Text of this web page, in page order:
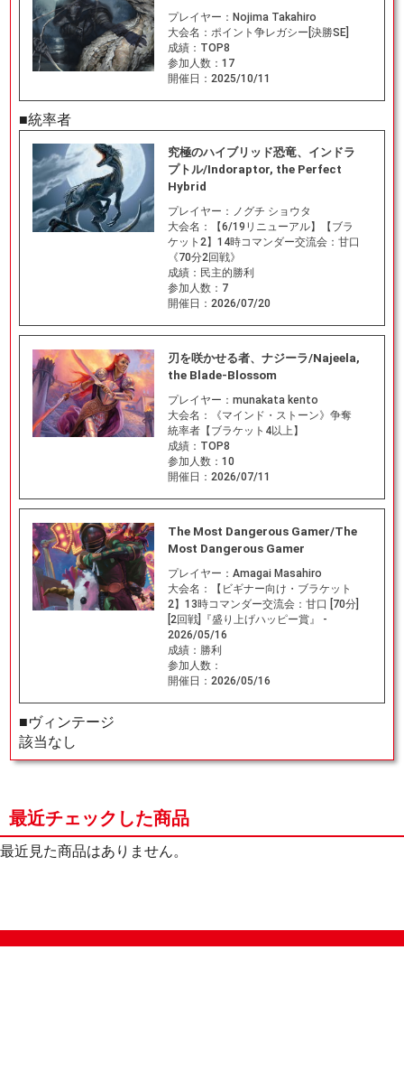
プレイヤー： Nojima Takahiro
大会名： ポイント争レガシー[決勝SE]
成績： TOP8
参加人数： 17
開催日： 2025/10/11
■統率者
究極のハイブリッド恐竜、インドラ
プトル/Indoraptor, the Perfect
Hybrid
プレイヤー： ノグチ ショウタ
大会名：
【6/19リニューアル】【ブラ
ケット2】14時コマンダー交流会：甘口
《70分2回戦》
成績： 民主的勝利
参加人数： 7
開催日： 2026/07/20
刃を咲かせる者、ナジーラ/Najeela,
the Blade-Blossom
プレイヤー： munakata kento
大会名：
《マインド・ストーン》争奪
統率者【ブラケット4以上】
成績： TOP8
参加人数： 10
開催日： 2026/07/11
The Most Dangerous Gamer/The
Most Dangerous Gamer
プレイヤー： Amagai Masahiro
大会名：
【ビギナー向け・ブラケット
2】13時コマンダー交流会：甘口 [70分]
[2回戦]『盛り上げハッピー賞』 -
2026/05/16
成績： 勝利
参加人数：
開催日： 2026/05/16
■ヴィンテージ
該当なし
最近チェックした商品
最近見た商品はありません。